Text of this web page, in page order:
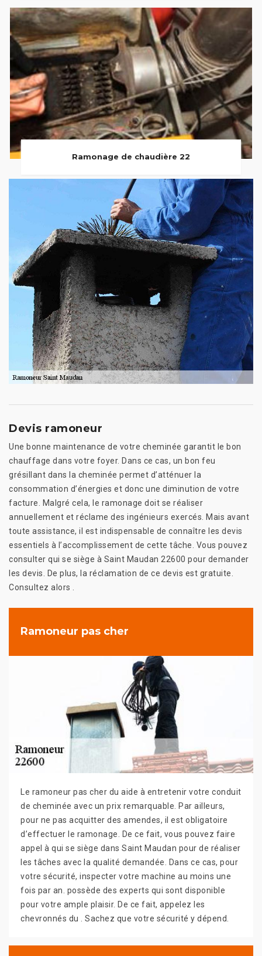
Ramonage de chaudière 22
Devis ramoneur
Une bonne maintenance de votre cheminée garantit le bon
chauffage dans votre foyer. Dans ce cas, un bon feu
grésillant dans la cheminée permet d’atténuer la
consommation d’énergies et donc une diminution de votre
facture. Malgré cela, le ramonage doit se réaliser
annuellement et réclame des ingénieurs exercés. Mais avant
toute assistance, il est indispensable de connaître les devis
essentiels à l’accomplissement de cette tâche. Vous pouvez
consulter qui se siège à Saint Maudan 22600 pour demander
les devis. De plus, la réclamation de ce devis est gratuite.
Consultez alors .
Ramoneur pas cher
Le ramoneur pas cher du aide à entretenir votre conduit
de cheminée avec un prix remarquable. Par ailleurs,
pour ne pas acquitter des amendes, il est obligatoire
d’effectuer le ramonage. De ce fait, vous pouvez faire
appel à qui se siège dans Saint Maudan pour de réaliser
les tâches avec la qualité demandée. Dans ce cas, pour
votre sécurité, inspecter votre machine au moins une
fois par an. possède des experts qui sont disponible
pour votre ample plaisir. De ce fait, appelez les
chevronnés du . Sachez que votre sécurité y dépend.